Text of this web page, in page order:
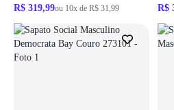
R$ 319,99ou 10x de R$ 31,99
R$